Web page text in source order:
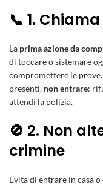
📞 1.
La prima azione da
di toccare o sistemare
compromettere le
presenti, non entrare:
attendi la polizia.
🚫 2. Non
crimine
Evita di entrare in casa